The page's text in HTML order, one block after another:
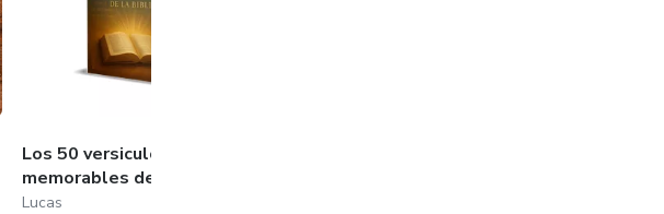
Los 50 versiculos mas
memorables de la Biblia
Lucas